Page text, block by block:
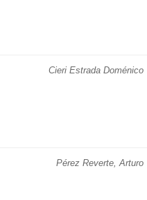
Cieri Estrada Doménico
Pérez Reverte, Arturo